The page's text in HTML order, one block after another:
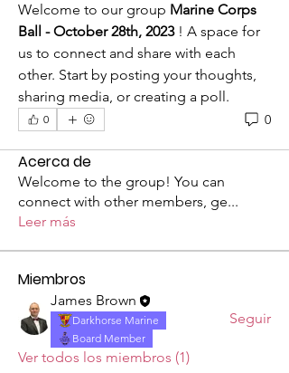
Welcome to our group Marine Corps
Ball - October 28th, 2023 ! A space for
us to connect and share with each
other. Start by posting your thoughts,
sharing media, or creating a poll.
0 0
Acerca de
Welcome to the group! You can
connect with other members, ge...
Leer más
Miembros
James Brown
Darkhorse Marine
Board Member
Seguir
Ver todos los miembros (1)